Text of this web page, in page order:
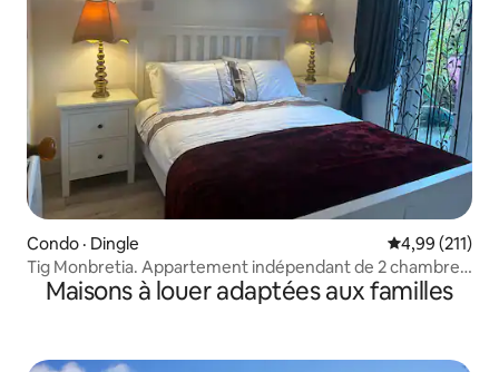
Condo · Dingle Note
4,99 (211)
Tig Monbretia. Appartement indépendant de 2 chambres.
Beenbawn
Maisons à louer adaptées aux familles